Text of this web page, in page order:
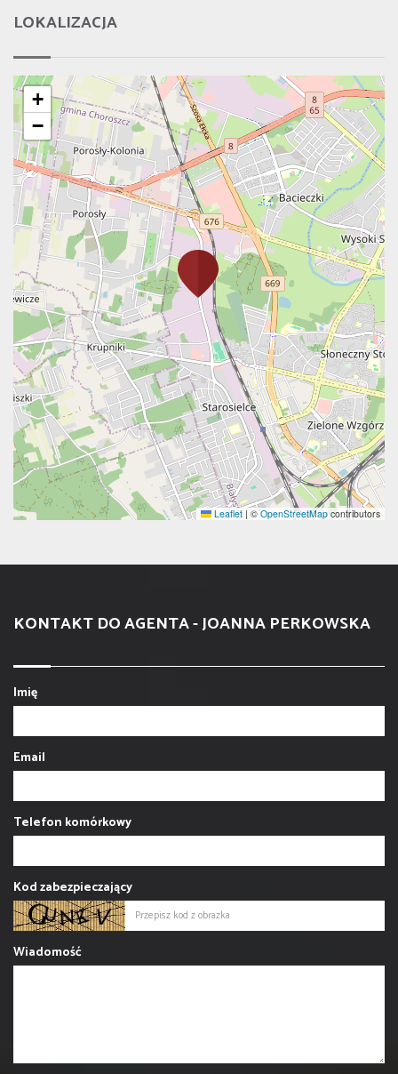
LOKALIZACJA
+
−
Leaflet | © OpenStreetMap contributors
KONTAKT DO AGENTA - JOANNA PERKOWSKA
Imię
Email
Telefon komórkowy
Kod zabezpieczający
Wiadomość